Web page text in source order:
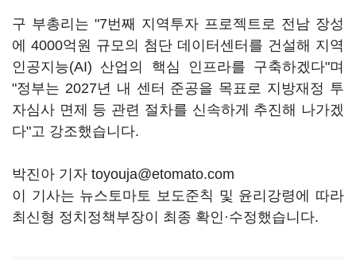
구 부총리는 "7번째 지역투자 프로젝트로 전남 장성
에 4000억원 규모의 첨단 데이터센터를 건설해 지역
인공지능(AI) 산업의 핵심 인프라를 구축하겠다"며
"정부는 2027년 내 센터 준공을 목표로 지방재정 투
자심사 면제 등 관련 절차를 신속하게 추진해 나가겠
다"고 강조했습니다.
박진아 기자 toyouja@etomato.com
이 기사는 뉴스토마토 보도준칙 및 윤리강령에 따라
최신형 정치정책부장이 최종 확인·수정했습니다.